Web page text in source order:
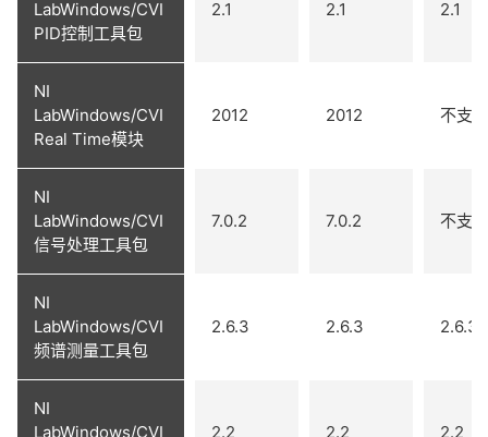
LabWindows/CVI
PID控制工具包
2.1 2.1 2.1
NI
LabWindows/CVI
Real Time模块
2012 2012 不支持
NI
LabWindows/CVI
信号处理工具包
7.0.2 7.0.2 不支持
NI
LabWindows/CVI
频谱测量工具包
2.6.3 2.6.3 2.6.3
NI
LabWindows/CVI
2.2 2.2 2.2